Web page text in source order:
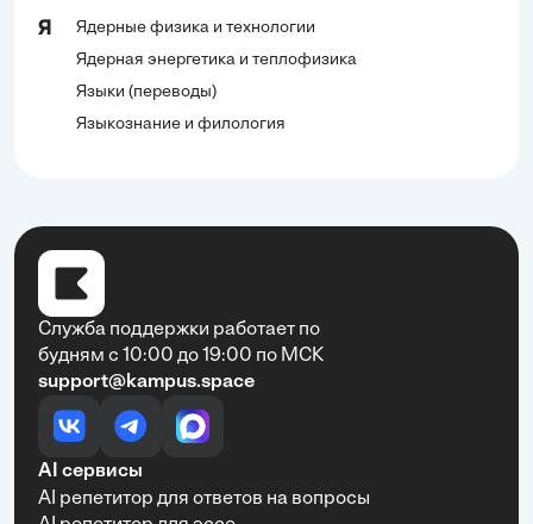
Я
Ядерные физика и технологии
Ядерная энергетика и теплофизика
Языки (переводы)
Языкознание и филология
Служба поддержки работает по
будням с 10:00 до 19:00 по МСК
support@kampus.space
AI сервисы
AI репетитор для ответов на вопросы